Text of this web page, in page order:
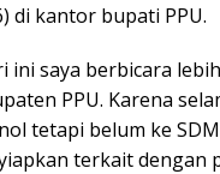
di kantor bupati PPU.
ini saya berbicara
PPU. Karena
tetapi belum ke
terkait dengan